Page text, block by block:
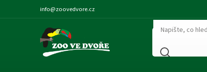
info@zoovedvore.cz